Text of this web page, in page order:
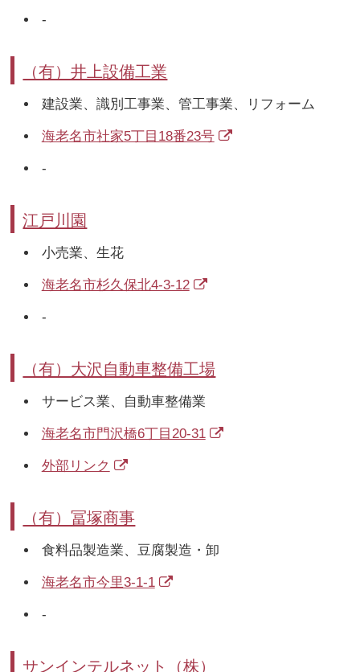
-
（有）井上設備工業
建設業、識別工事業、管工事業、リフォーム
海老名市社家5丁目18番23号
-
江戸川園
小売業、生花
海老名市杉久保北4-3-12
-
（有）大沢自動車整備工場
サービス業、自動車整備業
海老名市門沢橋6丁目20-31
外部リンク
（有）冨塚商事
食料品製造業、豆腐製造・卸
海老名市今里3-1-1
-
サンインテルネット（株）